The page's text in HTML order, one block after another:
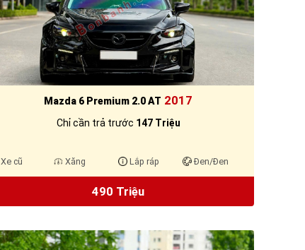
Mazda 6 Premium 2.0 AT 2017
Chỉ cần trả trước 147 Triệu
Xe cũ Xăng Lắp ráp Đen/Đen
490 Triệu